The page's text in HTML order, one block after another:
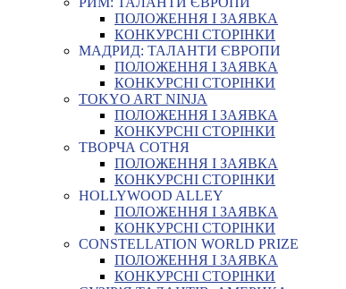
ПОЛОЖЕННЯ І ЗАЯВКА
КОНКУРСНІ СТОРІНКИ
МАДРИД: ТАЛАНТИ ЄВРОПИ
ПОЛОЖЕННЯ І ЗАЯВКА
КОНКУРСНІ СТОРІНКИ
TOKYO ART NINJA
ПОЛОЖЕННЯ І ЗАЯВКА
КОНКУРСНІ СТОРІНКИ
ТВОРЧА СОТНЯ
ПОЛОЖЕННЯ І ЗАЯВКА
КОНКУРСНІ СТОРІНКИ
HOLLYWOOD ALLEY
ПОЛОЖЕННЯ І ЗАЯВКА
КОНКУРСНІ СТОРІНКИ
CONSTELLATION WORLD PRIZE
ПОЛОЖЕННЯ І ЗАЯВКА
КОНКУРСНІ СТОРІНКИ